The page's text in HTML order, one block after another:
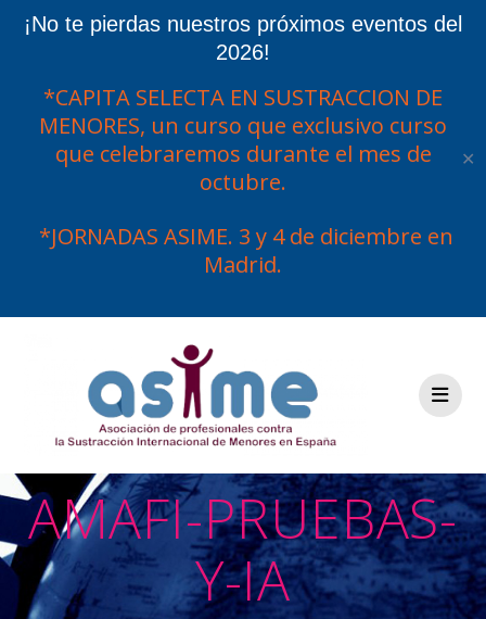
¡No te pierdas nuestros próximos eventos del
2026!
*CAPITA SELECTA EN SUSTRACCION DE
MENORES, un curso que exclusivo curso
que celebraremos durante el mes de
octubre.
*JORNADAS ASIME. 3 y 4 de diciembre en
Madrid.
✕
contenido
AMAFI-PRUEBAS-
Y-IA